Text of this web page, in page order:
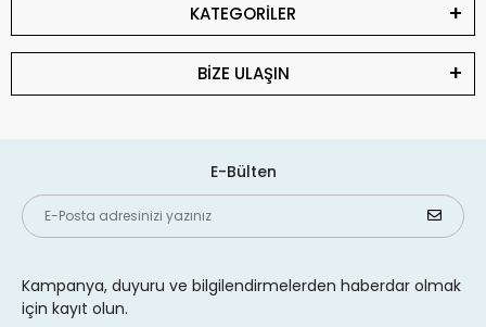
KATEGORİLER
BİZE ULAŞIN
E-Bülten
Kampanya, duyuru ve bilgilendirmelerden haberdar olmak
için kayıt olun.